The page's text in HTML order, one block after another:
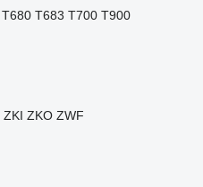
T680 T683 T700 T900
ZKI ZKO ZWF